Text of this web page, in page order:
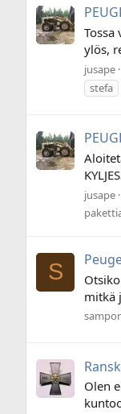
ylös,
jusape
stefa
jusape
S
mitkä
Olen